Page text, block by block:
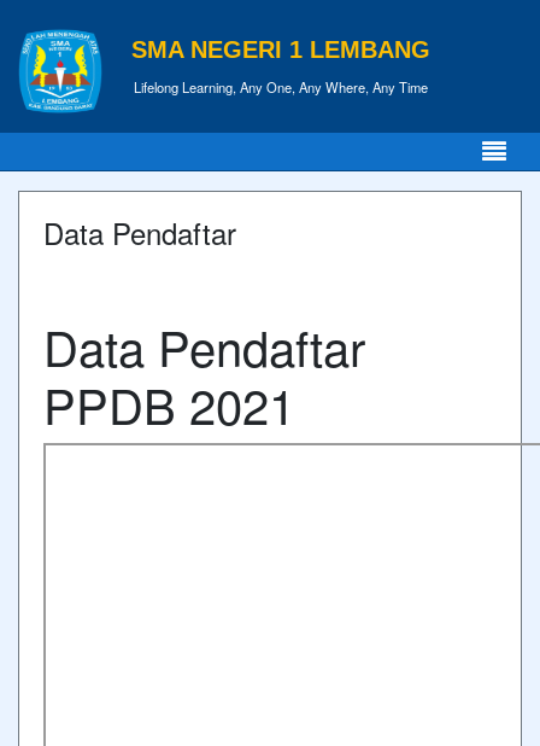
SMA NEGERI 1 LEMBANG
Lifelong Learning, Any One, Any Where, Any Time
Data Pendaftar
Data Pendaftar
PPDB 2021